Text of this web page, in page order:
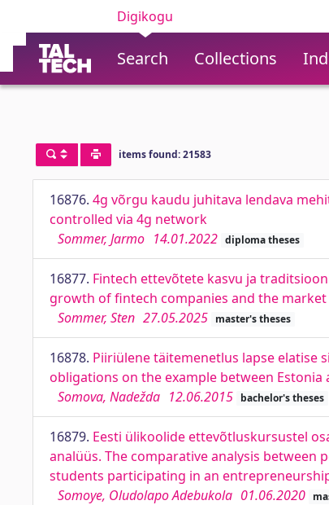
Digikogu
Search Collections
items found: 21583
16876. 4g võrgu kaudu juhitava lendava
controlled via 4g network
Sommer, Jarmo 14.01.2022 diploma theses
16877. Fintech ettevõtete kasvu ja
growth of fintech companies and the
Sommer, Sten 27.05.2025 master's theses
16878. Piiriülene täitemenetlus lapse elatise
obligations on the example between Estonia
Somova, Nadežda 12.06.2015 bachelor's theses
16879. Eesti ülikoolide ettevõtluskursustel
analüüs. The comparative analysis
students participating in an
Somoye, Oludolapo Adebukola 01.06.2020